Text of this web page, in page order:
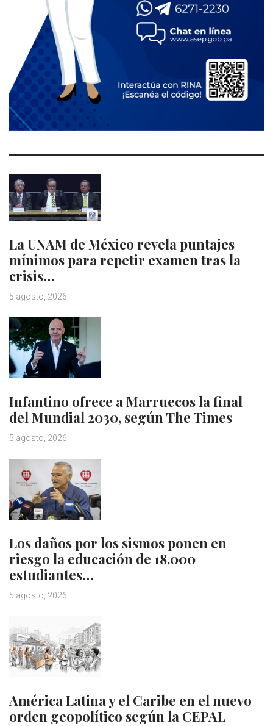
La UNAM de México revela puntajes
mínimos para repetir examen tras la
crisis…
5 agosto, 2026
Infantino ofrece a Marruecos la final
del Mundial 2030, según The Times
5 agosto, 2026
Los daños por los sismos ponen en
riesgo la educación de 18.000
estudiantes…
5 agosto, 2026
América Latina y el Caribe en el nuevo
orden geopolítico según la CEPAL